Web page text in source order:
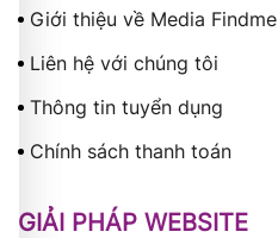
Giới thiệu về Media Findme
Liên hệ với chúng tôi
Thông tin tuyển dụng
Chính sách thanh toán
GIẢI PHÁP WEBSITE